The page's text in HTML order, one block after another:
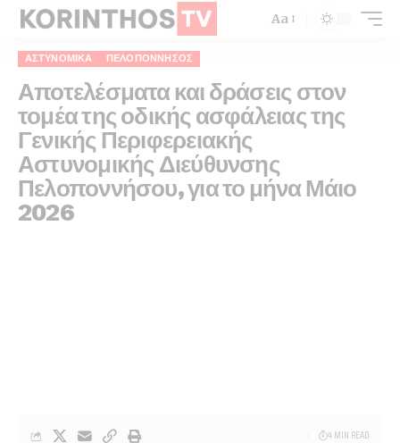
Aa
ΑΣΤΥΝΟΜΙΚΆ ΠΕΛΟΠΌΝΝΗΣΟΣ
Αποτελέσματα και δράσεις στον
τομέα της οδικής ασφάλειας της
Γενικής Περιφερειακής
Αστυνομικής Διεύθυνσης
Πελοποννήσου, για το μήνα Μάιο
2026
4 MIN READ